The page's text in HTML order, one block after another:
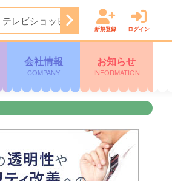
テレビショッピング 11:45 ぽよチャ
新規登録 ログイン
会社情報
COMPANY
お知らせ
INFORMATION